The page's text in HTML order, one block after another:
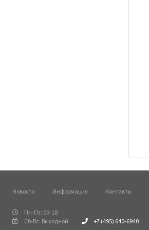
Новости Информация Контакты
Пн-Пт: 09-18
Сб-Вс: Выходной
+7 (495) 640-6940